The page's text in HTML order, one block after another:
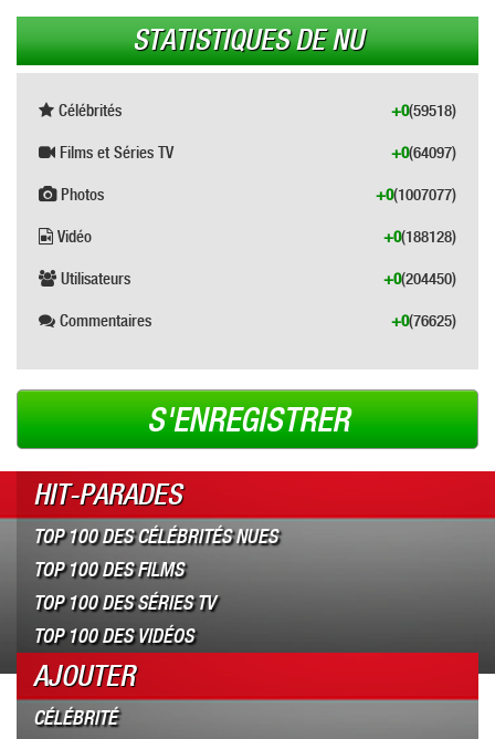
STATISTIQUES DE NU
Célébrités (59518)
+0
Films et Séries TV (64097)
+0
Photos (1007077)
+0
Vidéo (188128)
+0
Utilisateurs (204450)
+0
Commentaires (76625)
+0
S'ENREGISTRER
HIT-PARADES
TOP 100 DES CÉLÉBRITÉS NUES
TOP 100 DES FILMS
TOP 100 DES SÉRIES TV
TOP 100 DES VIDÉOS
AJOUTER
CÉLÉBRITÉ